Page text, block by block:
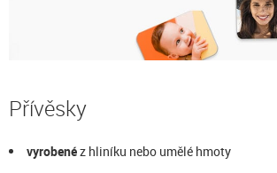
Přívěsky
vyrobenéz hliníku nebo umělé hmoty